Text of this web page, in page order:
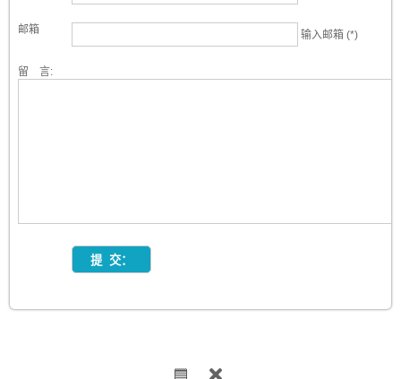
邮箱 输入邮箱 (*)
留 言: